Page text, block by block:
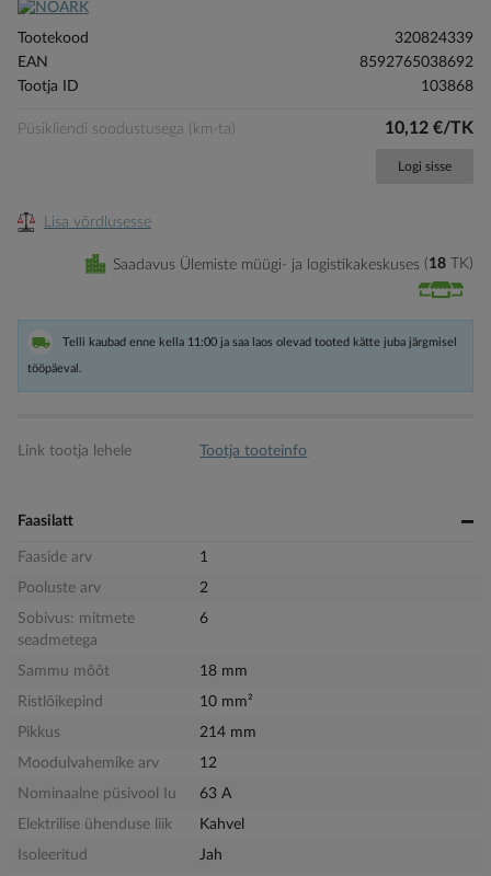
of
the
images
Tootekood
320824339
EAN
8592765038692
Tootja ID
103868
Püsikliendi soodustusega (km-ta) 10,12 €/TK
Logi sisse
Lisa võrdlusesse
Saadavus Ülemiste müügi- ja logistikakeskuses 18 TK
Telli kaubad enne kella 11:00 ja saa laos olevad tooted kätte juba järgmisel
tööpäeval.
Link tootja lehele Tootja tooteinfo
Faasilatt
Faaside arv
1
Pooluste arv
2
Sobivus: mitmete
seadmetega
6
Sammu mõõt
18 mm
Ristlõikepind
10 mm²
Pikkus
214 mm
Moodulvahemike arv
12
Nominaalne püsivool Iu
63 A
Elektrilise ühenduse liik
Kahvel
Isoleeritud
Jah